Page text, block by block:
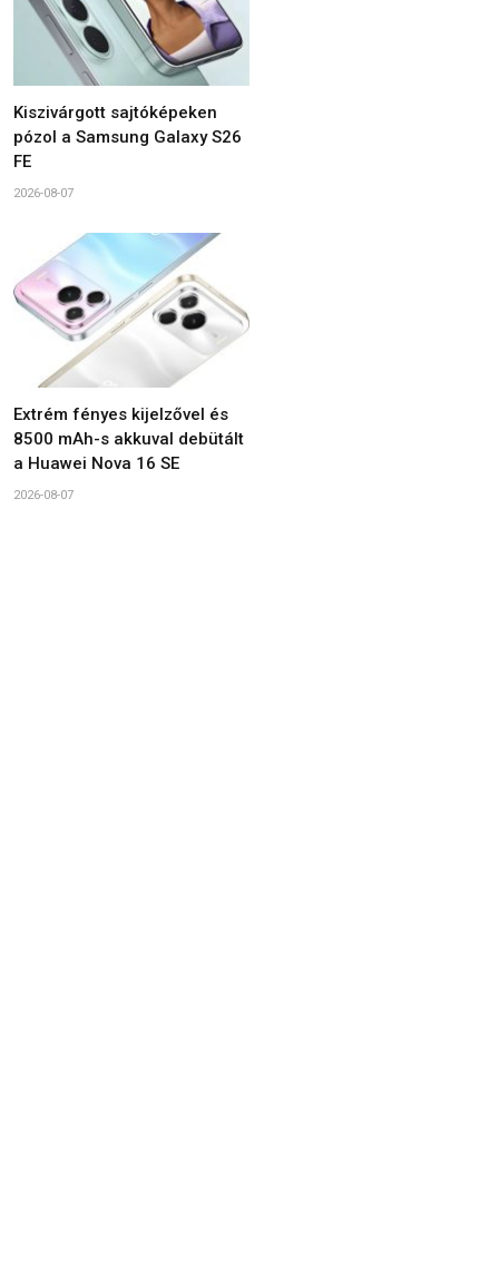
Kiszivárgott sajtóképeken
pózol a Samsung Galaxy S26
FE
2026-08-07
Extrém fényes kijelzővel és
8500 mAh-s akkuval debütált
a Huawei Nova 16 SE
2026-08-07